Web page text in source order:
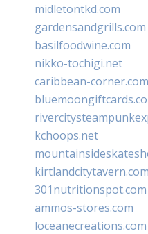
midletontkd.com
gardensandgrills.com
basilfoodwine.com
nikko-tochigi.net
caribbean-corner.com
kchoops.net
kirtlandcitytavern.com
301nutritionspot.com
ammos-stores.com
loceanecreations.com